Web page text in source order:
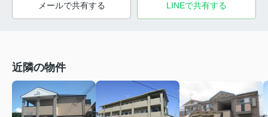
メールで共有する LINEで共有する
近隣の物件